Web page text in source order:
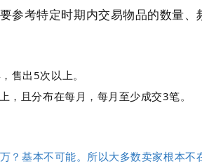
参考特定时期内交易物品的数量、
售出5次以上。
且分布在每月，每月至少成交3笔。
基本不可能。所以大多数卖家根本不